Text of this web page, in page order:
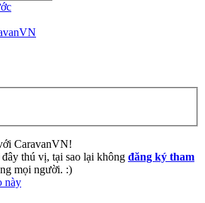
CaravanVN!
thú vị, tại sao lại không đăng ký tham
mọi người. :)
này